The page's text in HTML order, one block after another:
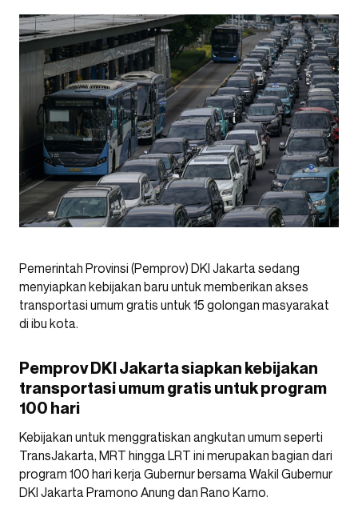
Pemerintah Provinsi (Pemprov) DKI Jakarta sedang
menyiapkan kebijakan baru untuk memberikan akses
transportasi umum gratis untuk 15 golongan masyarakat
di ibu kota.
Pemprov DKI Jakarta siapkan kebijakan
transportasi umum gratis untuk program
100 hari
Kebijakan untuk menggratiskan angkutan umum seperti
TransJakarta, MRT hingga LRT ini merupakan bagian dari
program 100 hari kerja Gubernur bersama Wakil Gubernur
DKI Jakarta Pramono Anung dan Rano Karno.